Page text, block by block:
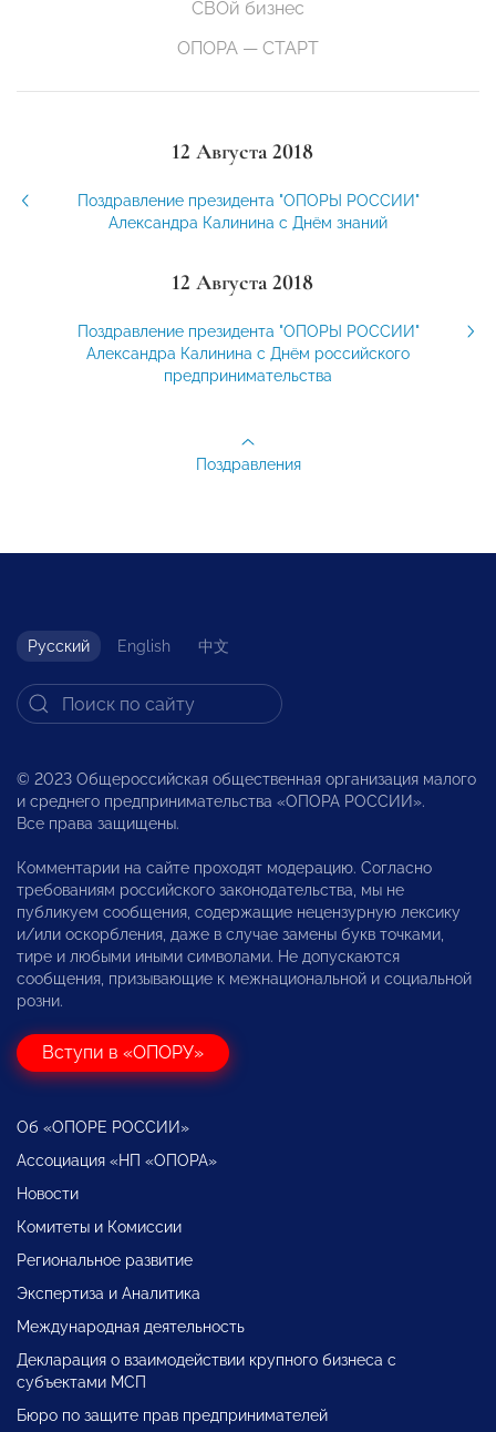
СВОй бизнес
ОПОРА — СТАРТ
12 Августа 2018
Поздравление президента "ОПОРЫ РОССИИ"
Александра Калинина с Днём знаний
12 Августа 2018
Поздравление президента "ОПОРЫ РОССИИ"
Александра Калинина с Днём российского
предпринимательства
Поздравления
Русский English 中文
© 2023 Общероссийская общественная организация малого
и среднего предпринимательства «ОПОРА РОССИИ».
Все права защищены.
Комментарии на сайте проходят модерацию. Согласно
требованиям российского законодательства, мы не
публикуем сообщения, содержащие нецензурную лексику
и/или оскорбления, даже в случае замены букв точками,
тире и любыми иными символами. Не допускаются
сообщения, призывающие к межнациональной и социальной
розни.
Вступи в «ОПОРУ»
Об «ОПОРЕ РОССИИ»
Ассоциация «НП «ОПОРА»
Новости
Комитеты и Комиссии
Региональное развитие
Экспертиза и Аналитика
Международная деятельность
Декларация о взаимодействии крупного бизнеса с
субъектами МСП
Бюро по защите прав предпринимателей